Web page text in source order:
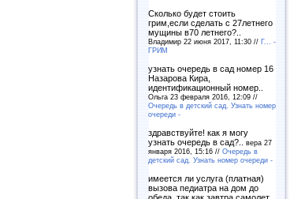
Сколько будет стоить
грим,если сделать с 27летнего
мущины в70 летнего?..
Владимир 22 июня 2017, 11:30 // Г... -
ГРИМ
узнать очередь в сад номер 16
Назарова Кира,
идентификационный номер..
Ольга 23 февраля 2016, 12:09 //
Очередь в детский сад. Узнать номер
очереди -
здравствуйте! как я могу
узнать очередь в сад?.. вера 27
января 2016, 15:16 // Очередь в
детский сад. Узнать номер очереди -
имеется ли услуга (платная)
вызова педиатра на дом до